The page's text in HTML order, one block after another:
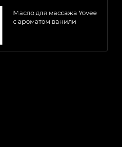
Масло для массажа Yovee
с ароматом ванили